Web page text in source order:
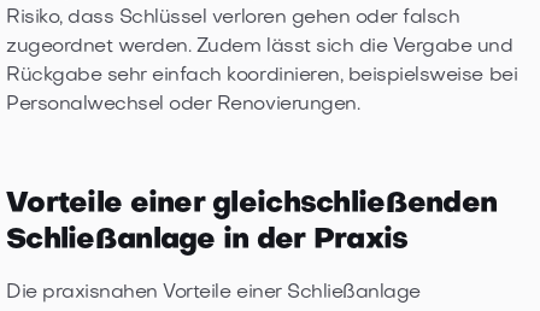
Risiko, dass Schlüssel verloren gehen oder falsch
zugeordnet werden. Zudem lässt sich die Vergabe und
Rückgabe sehr einfach koordinieren, beispielsweise bei
Personalwechsel oder Renovierungen.
Vorteile einer gleichschließenden
Schließanlage in der Praxis
Die praxisnahen Vorteile einer Schließanlage